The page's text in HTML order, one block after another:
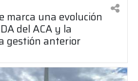
marca una evolución
del ACA y la
gestión anterior